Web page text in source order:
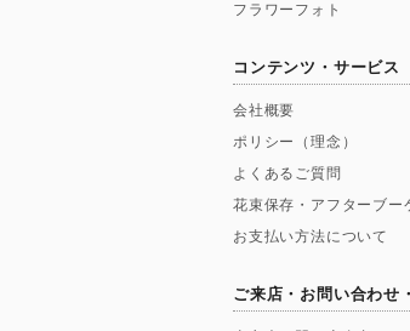
フラワーフォト
コンテンツ・サービス
会社概要
ポリシー（理念）
よくあるご質問
花束保存・アフターブー
お支払い方法について
ご来店・お問い合わせ